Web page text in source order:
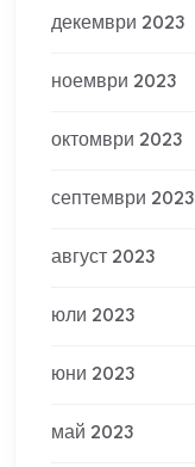
декември 2023
ноември 2023
октомври 2023
септември 2023
август 2023
юли 2023
юни 2023
май 2023